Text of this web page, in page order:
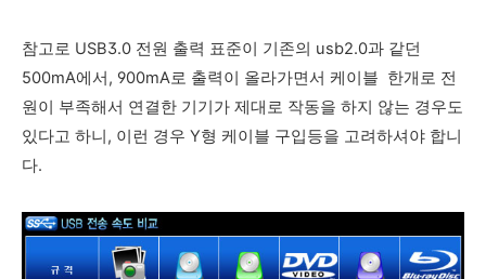
참고로 USB3.0 전원 출력 표준이 기존의 usb2.0과 같던
500mA에서, 900mA로 출력이 올라가면서 케이블 한개로 전
원이 부족해서 연결한 기기가 제대로 작동을 하지 않는 경우도
있다고 하니, 이런 경우 Y형 케이블 구입등을 고려하셔야 합니
다.